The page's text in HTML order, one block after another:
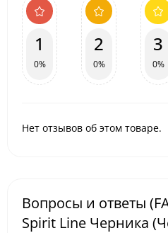
1
0%
2
0%
3
0%
Нет отзывов об этом товаре.
Вопросы и ответы
Spirit Line Черника